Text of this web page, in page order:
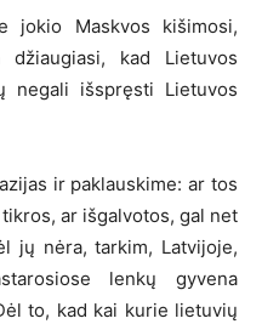
jokio Maskvos kišimosi,
kad Lietuvos
negali išspręsti Lietuvos
ir paklauskime: ar tos
ar išgalvotos, gal net
jų nėra, tarkim, Latvijoje,
lenkų gyvena
to, kad kai kurie lietuvių